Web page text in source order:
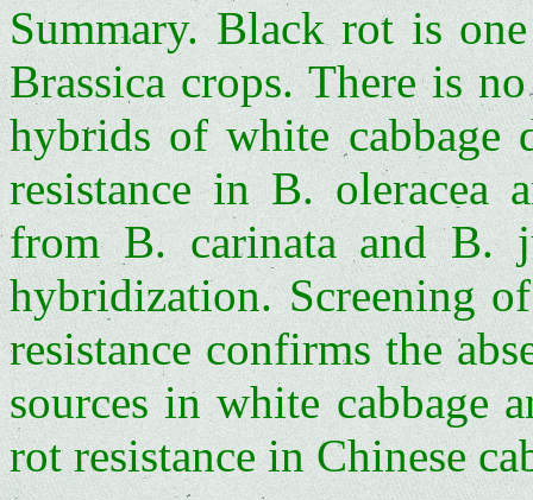
Summary. Black rot is
Brassica crops. There is
hybrids of white cabbage
resistance in B. oleracea
from B. carinata and B.
hybridization. Screening
resistance confirms the
sources in white cabbage
rot resistance in Chinese